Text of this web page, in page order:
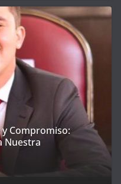
y Compromiso:
Nuestra